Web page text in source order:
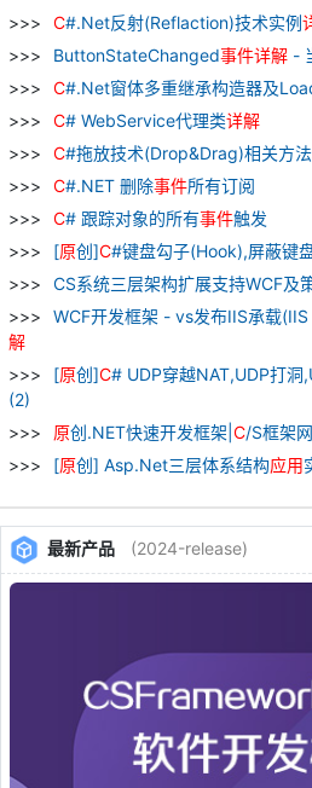
C#.Net反射(Reflaction)技术实例
ButtonStateChanged事件详解 -
C#.Net窗体多重继承构造器及
C# WebService代理类详解
C#拖放技术(Drop&Drag)相关方
C#.NET 删除事件所有订阅
C# 跟踪对象的所有事件触发
[原创]C#键盘勾子(Hook),屏蔽键
CS系统三层架构扩展支持WCF及
WCF开发框架 - vs发布IIS承载
解
[原创]C# UDP穿越NAT,UDP打
(2)
原创.NET快速开发框架| C/S框架网
[原创] Asp.Net三层体系结构应用
最新产品 (2024-release)